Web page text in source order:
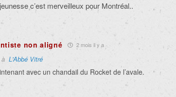
c’est merveilleux pour Montréal..
non aligné 2 mois il y a
à L'Abbé Vitré
avec un chandail du Rocket de l’avale.